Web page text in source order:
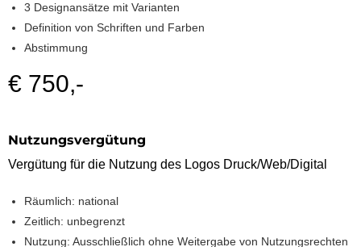
3 Designansätze mit Varianten
Definition von Schriften und Farben
Abstimmung
€ 750,-
Nutzungsvergütung
Vergütung für die Nutzung des Logos Druck/Web/Digital
Räumlich: national
Zeitlich: unbegrenzt
Nutzung: Ausschließlich ohne Weitergabe von Nutzungsrechten